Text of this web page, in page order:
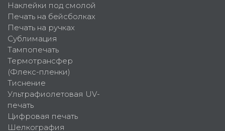
Наклейки под смолой
Печать на бейсболках
Печать на ручках
Сублимация
Тампопечать
Термотрансфер
(Флекс-пленки)
Тиснение
Ультрафиолетовая UV-
печать
Цифровая печать
Шелкография